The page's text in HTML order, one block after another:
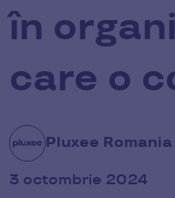
în
care o
Pluxee Romania
3 octombrie 2024